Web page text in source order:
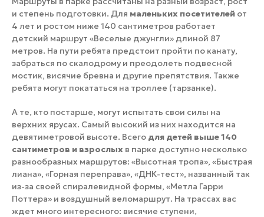
и степень подготовки. Для маленьких посетителей от
4 лет и ростом ниже 140 сантиметров работает
детский маршрут «Веселые джунгли» длиной 87
метров. На пути ребята предстоит пройти по канату,
забраться по скалодрому и преодолеть подвесной
мостик, висячие бревна и другие препятствия. Также
ребята могут покататься на троллее (тарзанке).
А те, кто постарше, могут испытать свои силы на
верхних ярусах. Самый высокий из них находится на
девятиметровой высоте. Всего для детей выше 140
сантиметров и взрослых в парке доступно несколько
разнообразных маршрутов: «Высотная тропа», «Быстрая
лиана», «Горная переправа», «ДНК-тест», названный так
из-за своей спиралевидной формы, «Метла Гарри
Поттера» и воздушный веломаршрут. На трассах вас
ждет много интересного: висячие ступени,